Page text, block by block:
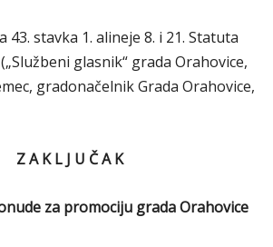
43. stavka 1. alineje 8. i 21. Statuta
glasnik“ grada Orahovice,
gradonačelnik Grada Orahovice,
Z A K L J U Č A K
za promociju grada Orahovice